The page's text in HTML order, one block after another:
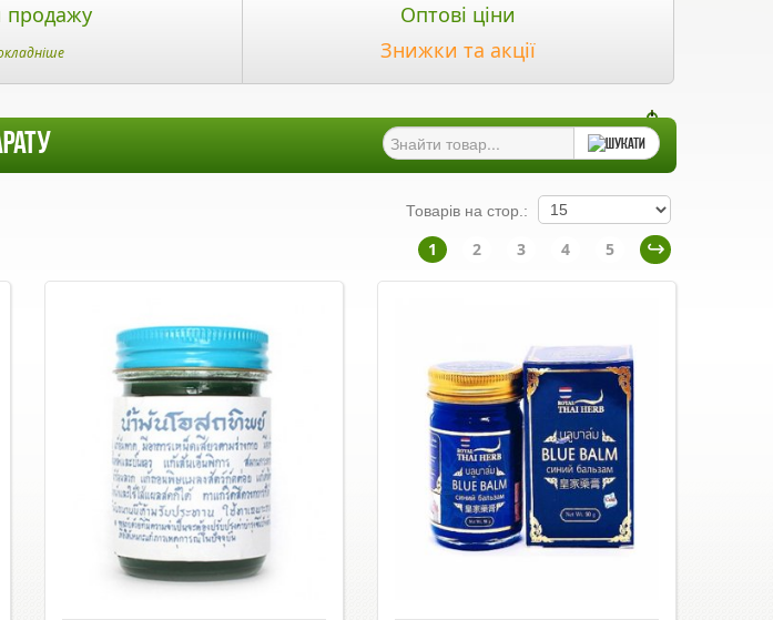
продажу
Оптові ціни
Знижки та акції
Товарів на стор.:
1 2 3 4 5